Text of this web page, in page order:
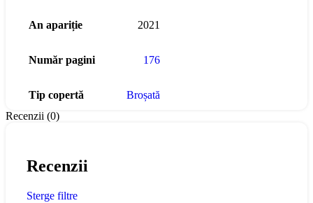
An apariție 2021
Număr pagini 176
Tip copertă
Broșată
Recenzii (0)
Recenzii
Sterge filtre